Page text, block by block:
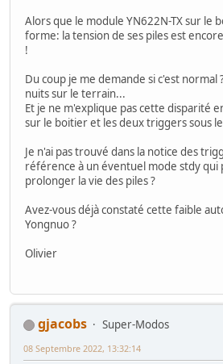
Alors que le module YN622N-TX sur le
forme: la tension de ses piles est
!
Du coup je me demande si c'est normal
nuits sur le terrain...
Et je ne m'explique pas cette disparité
sur le boitier et les deux triggers sous
Je n'ai pas trouvé dans la notice des
référence à un éventuel mode stdy
prolonger la vie des piles ?
Avez-vous déjà constaté cette faible
Yongnuo ?
Olivier
gjacobs
Super-Modos
08 Septembre 2022, 13:32:14